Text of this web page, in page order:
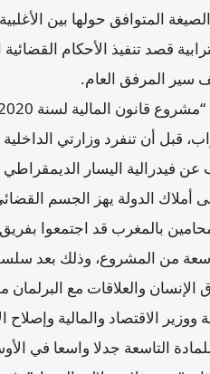
بإقرار الصيغة المتوافق حولها
قصد تنفيذ الأحكام
سير المرفق العام.
قبل أن تنفرد وزارتي الداخلية
عن فيدرالية اليسار الديمقراطي
بالمغرب قد اجتمعوا
من المشروع، وذلك بعد
الإنسان والعلاقات مع
الاقتصاد والمالية وإصلاح
التاسعة جدلا واسعا في